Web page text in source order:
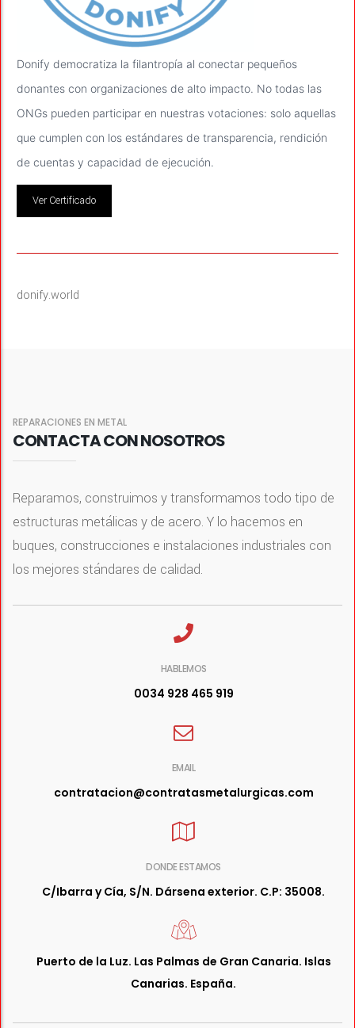
Donify democratiza la filantropía al conectar pequeños
donantes con organizaciones de alto impacto. No todas las
ONGs pueden participar en nuestras votaciones: solo aquellas
que cumplen con los estándares de transparencia, rendición
de cuentas y capacidad de ejecución.
Ver Certificado
donify.world
REPARACIONES EN METAL
CONTACTA CON NOSOTROS
Reparamos, construimos y transformamos todo tipo de
estructuras metálicas y de acero. Y lo hacemos en
buques, construcciones e instalaciones industriales con
los mejores stándares de calidad.
HABLEMOS
0034 928 465 919
EMAIL
contratacion@contratasmetalurgicas.com
DONDE ESTAMOS
C/Ibarra y Cía, S/N. Dársena exterior. C.P: 35008.
Puerto de la Luz. Las Palmas de Gran Canaria. Islas
Canarias. España.